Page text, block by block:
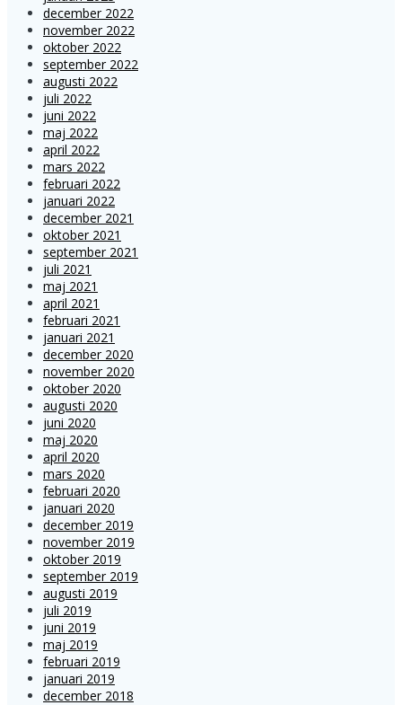
december 2022
november 2022
oktober 2022
september 2022
augusti 2022
juli 2022
juni 2022
maj 2022
april 2022
mars 2022
februari 2022
januari 2022
december 2021
oktober 2021
september 2021
juli 2021
maj 2021
april 2021
februari 2021
januari 2021
december 2020
november 2020
oktober 2020
augusti 2020
juni 2020
maj 2020
april 2020
mars 2020
februari 2020
januari 2020
december 2019
november 2019
oktober 2019
september 2019
augusti 2019
juli 2019
juni 2019
maj 2019
februari 2019
januari 2019
december 2018